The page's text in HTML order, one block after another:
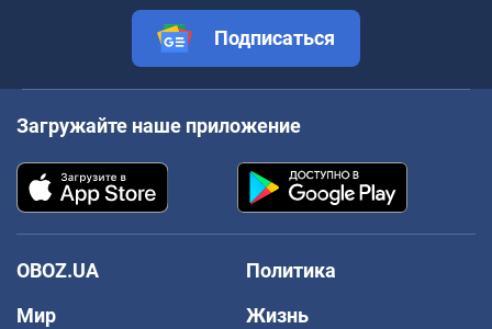
Подписаться
Загружайте наше приложение
OBOZ.UA
Политика
Мир
Жизнь